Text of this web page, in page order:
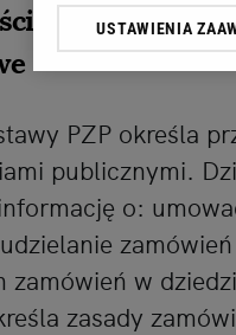
i
PZP określa
publicznymi.
o:
zamówień w
zasady
swoje preferencje dot.
przetwarzania
dokładnych danych
Przechowywanie
USTAWIENIA